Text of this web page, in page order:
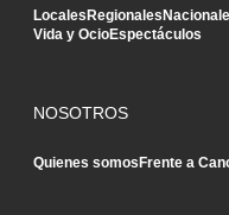
LocalesRegionales
Vida y OcioEspectáculos
NOSOTROS
Quienes somosFrente a